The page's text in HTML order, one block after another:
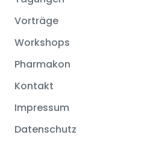
Vorträge
Workshops
Pharmakon
Kontakt
Impressum
Datenschutz